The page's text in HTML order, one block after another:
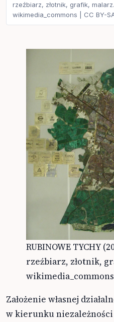
rzeźbiarz, złotnik, grafik,
wikimedia_commons | CC BY-
RUBINOWE TYCHY
rzeźbiarz, złotnik,
wikimedia_commons
Założenie własnej
w kierunku niezależności